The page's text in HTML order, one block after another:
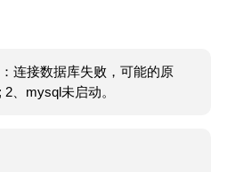
连接数据库失败，可能的原
、mysql未启动。